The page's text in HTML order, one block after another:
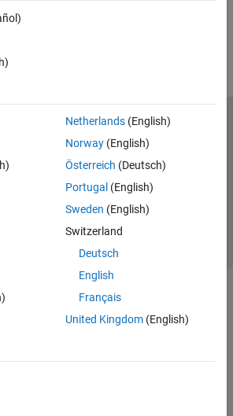
Netherlands(English)
Norway(English)
Österreich (Deutsch)
Portugal (English)
Sweden (English)
Switzerland
Deutsch
English
Français
United Kingdom(English)
Datenschutz-Richtlinien
Status von Anwendungen
Inc.
Website auswählen
Deutschland